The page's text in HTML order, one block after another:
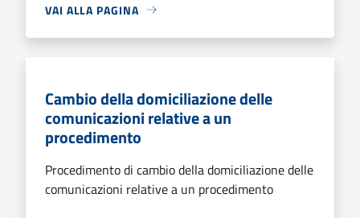
VAI ALLA PAGINA
Cambio della domiciliazione delle
comunicazioni relative a un
procedimento
Procedimento di cambio della domiciliazione delle
comunicazioni relative a un procedimento